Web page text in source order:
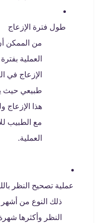
طول فترة الإزعاج
من الممكن
العملية
الإزعاج في
طبيعي حيث
هذا الإزعاج
مع الطبيب
العملية.
عملية تصحيح النظر
ذلك النوع من
النظر وأكثرها